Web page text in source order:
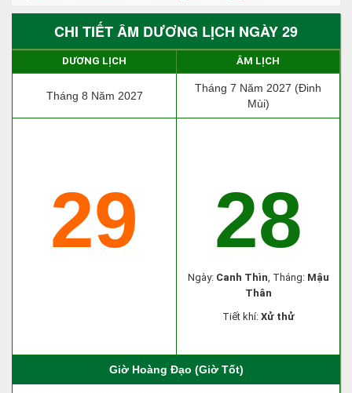
CHI TIẾT ÂM DƯƠNG LỊCH NGÀY 29
DƯƠNG LỊCH ÂM LỊCH
Tháng 8 Năm 2027
Tháng 7 Năm 2027 (Đinh
Mùi)
29 28
Ngày: Canh Thìn, Tháng: Mậu
Thân
Tiết khí: Xử thử
Giờ Hoàng Đạo (Giờ Tốt)